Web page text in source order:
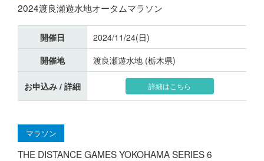
2024渡良瀬遊水地オータムマラソン
開催日
2024/11/24(日)
開催地
渡良瀬遊水地 (栃木県)
お申込み / 詳細 詳細はこちら
マラソン
THE DISTANCE GAMES YOKOHAMA SERIES 6